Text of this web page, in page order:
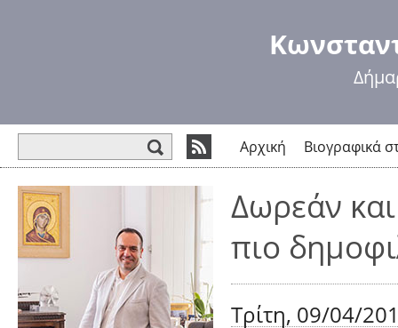
Αρχική Βιογραφικά
Δωρεάν
πιο
Τρίτη, 09/04/